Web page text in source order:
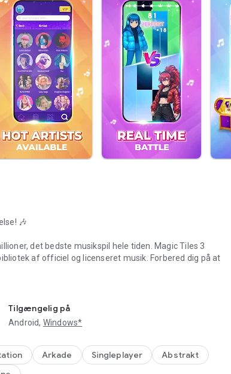
🎶
det bedste musikspil hele tiden. Magic Tiles 3
af officiel og licenseret musik. Forbered dig på at
på de sorte klaverbrikker, mens de fosser ned, og
Ram hver tone perfekt for at skabe smukke
højeste niveau.
Tilgængelig på
Android, Windows*
Arkade Singleplayer
Abstrakt